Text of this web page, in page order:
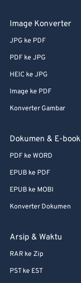
Image Konverter
JPG ke PDF
PDF ke JPG
HEIC ke JPG
Image ke PDF
Konverter Gambar
Dokumen & E-book
PDF ke WORD
EPUB ke PDF
EPUB ke MOBI
Konverter Dokumen
Arsip & Waktu
RAR ke Zip
PST ke EST